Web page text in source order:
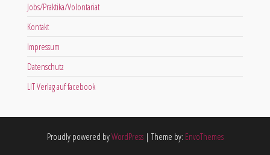
Jobs/Praktika/Volontariat
Kontakt
Impressum
Datenschutz
LIT Verlag auf facebook
Proudly powered byWordPress | Theme by: EnvoThemes